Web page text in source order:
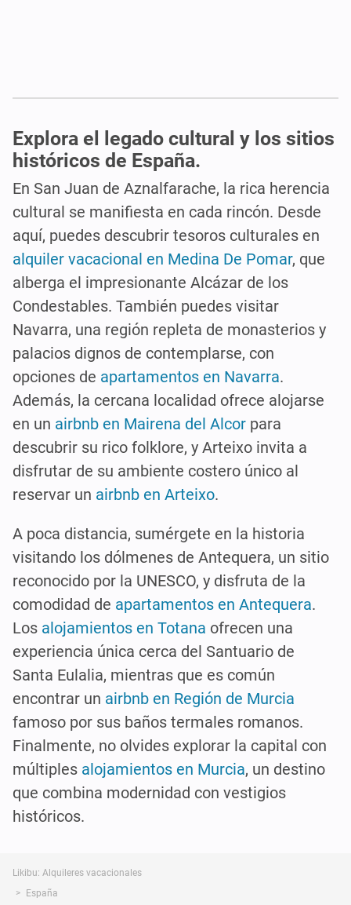
Explora el legado cultural y los sitios
históricos de España.
En San Juan de Aznalfarache, la rica herencia
cultural se manifiesta en cada rincón. Desde
aquí, puedes descubrir tesoros culturales en
alquiler vacacional en Medina De Pomar, que
alberga el impresionante Alcázar de los
Condestables. También puedes visitar
Navarra, una región repleta de monasterios y
palacios dignos de contemplarse, con
opciones de apartamentos en Navarra.
Además, la cercana localidad ofrece alojarse
en un airbnb en Mairena del Alcor para
descubrir su rico folklore, y Arteixo invita a
disfrutar de su ambiente costero único al
reservar un airbnb en Arteixo.
A poca distancia, sumérgete en la historia
visitando los dólmenes de Antequera, un sitio
reconocido por la UNESCO, y disfruta de la
comodidad de apartamentos en Antequera.
Los alojamientos en Totana ofrecen una
experiencia única cerca del Santuario de
Santa Eulalia, mientras que es común
encontrar un airbnb en Región de Murcia
famoso por sus baños termales romanos.
Finalmente, no olvides explorar la capital con
múltiples alojamientos en Murcia, un destino
que combina modernidad con vestigios
históricos.
Likibu: Alquileres vacacionales
España